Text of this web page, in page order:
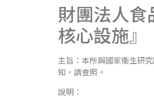
財團法人
核心設施』
主旨：本所與國家衛生研
知，請查照。
說明：